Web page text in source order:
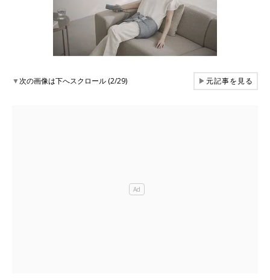
▼次の画像は下へスクロール (2/29) ▶元記事を見る